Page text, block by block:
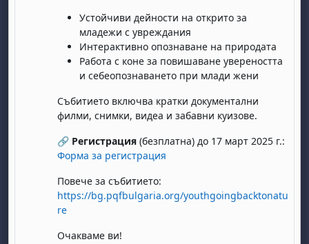
Устойчиви дейности на открито за
младежи с увреждания
Интерактивно опознаване на природата
Работа с коне за повишаване увереността
и себеопознаването при млади жени
Събитието включва кратки документални
филми, снимки, видеа и забавни куизове.
🔗 Регистрация (безплатна) до 17 март 2025 г.:
Форма за регистрация
Повече за събитието:
https://bg.pqfbulgaria.org/youthgoingbacktonatu
re
Очакваме ви!
1 август
неделя, 2 август
8 август
неделя, 9 август
15 август
неделя, 16 август